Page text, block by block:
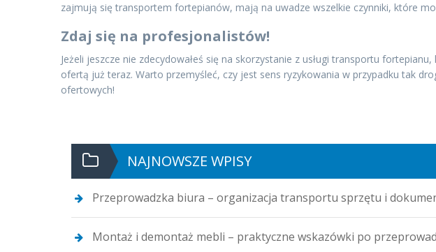
zajmują się transportem fortepianów, mają na uwadze wszelkie czynniki, które
Zdaj się na profesjonalistów!
Jeżeli jeszcze nie zdecydowałeś się na skorzystanie z usługi transportu
ofertą już teraz. Warto przemyśleć, czy jest sens ryzykowania w przypadku tak
ofertowych!
NAJNOWSZE WPISY
Przeprowadzka biura – organizacja transportu sprzętu i
Montaż i demontaż mebli – praktyczne wskazówki po